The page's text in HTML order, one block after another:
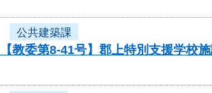
公共建築課
【教委第8-41号】郡上特別支援学校